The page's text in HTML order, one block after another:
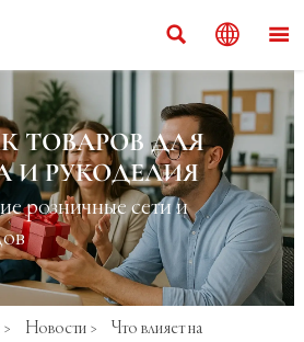
  
ТОВАРОВ ДЛЯ
И РУКОДЕЛИЯ
розничные сети и
> Новости>
Что влияет на